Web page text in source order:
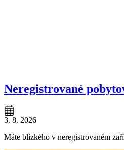
Neregistrované
3. 8. 2026
Máte blízkého v neregistrovaném